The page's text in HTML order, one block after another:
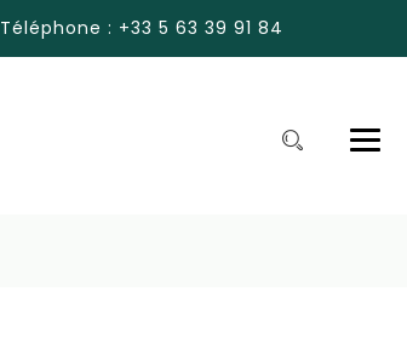
Téléphone : +33 5 63 39 91 84